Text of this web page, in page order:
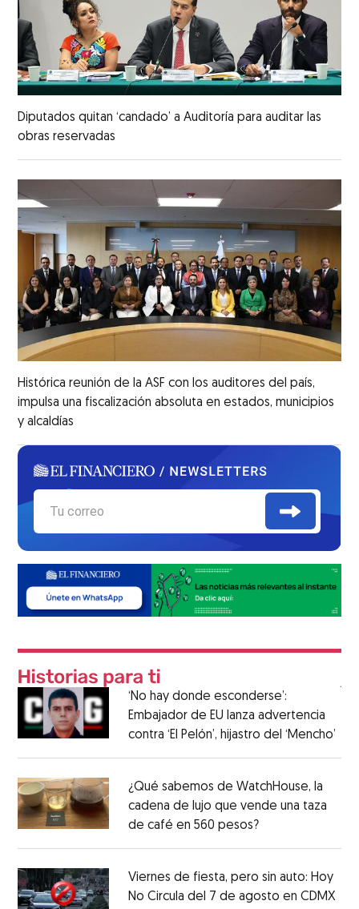
Diputados quitan ‘candado’ a Auditoría para auditar las
obras reservadas
Histórica reunión de la ASF con los auditores del país,
impulsa una fiscalización absoluta en estados, municipios
y alcaldías
‘No hay donde esconderse’:
Embajador de EU lanza advertencia
contra ‘El Pelón’, hijastro del ‘Mencho’
¿Qué sabemos de WatchHouse, la
cadena de lujo que vende una taza
de café en 560 pesos?
Viernes de fiesta, pero sin auto: Hoy
No Circula del 7 de agosto en CDMX